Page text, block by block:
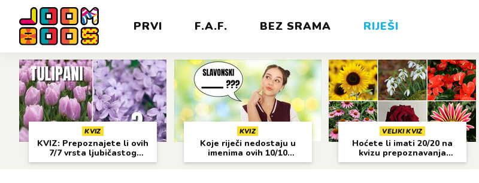
PRVI F.A.F. BEZ SRAMA RIJEŠI
KVIZ
KVIZ: Prepoznajete li ovih
7/7 vrsta ljubičastog
cvijeća?
KVIZ
Koje riječi nedostaju u
imenima ovih 10/10
gradova?
VELIKI KVIZ
Hoćete li imati 20/20 na
kvizu prepoznavanja
cvijeća?